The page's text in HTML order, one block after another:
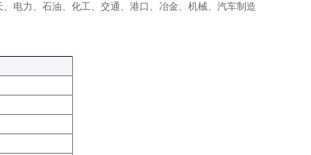
电力、石油、化工、交通、港口、冶金、机械、汽车制造